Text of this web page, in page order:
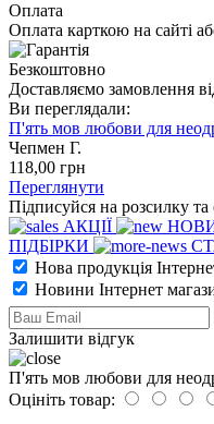
Оплата
Оплата карткою на сайті
Безкоштовно
Доставляємо замовлення
Ви переглядали:
П'ять мов любови для
Чепмен Г.
118,00 грн
Переглянути
Підписуйся на розсилку
АКЦІЇ
ПІДБІРКИ
Нова продукція
Новини Інтернет
Залишити відгук
П'ять мов любови для
Оцініть товар: